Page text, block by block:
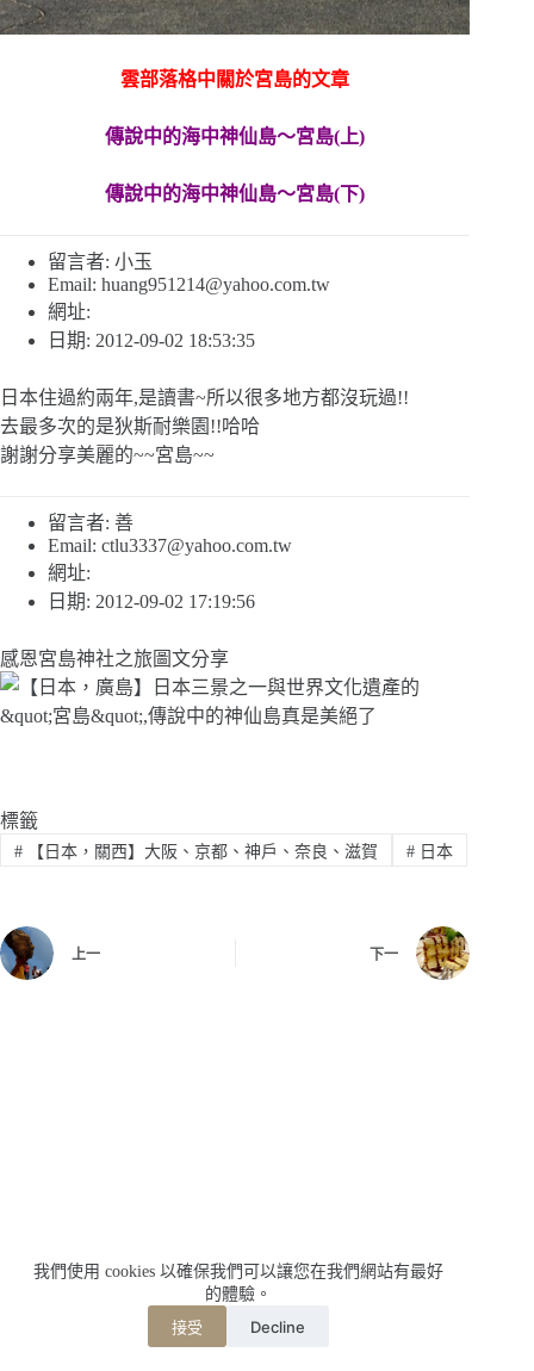
我們使用 cookies 以確保我們可以讓您在我們網站有最好
的體驗。
接受 Decline
雲部落格中關於宮島的文章
傳說中的海中神仙島〜宮島(上)
傳說中的海中神仙島〜宮島(下)
留言者: 小玉
Email: huang951214@yahoo.com.tw
網址:
日期: 2012-09-02 18:53:35
日本住過約兩年,是讀書~所以很多地方都沒玩過!!
去最多次的是狄斯耐樂園!!哈哈
謝謝分享美麗的~~宮島~~
留言者: 善
Email: ctlu3337@yahoo.com.tw
網址:
日期: 2012-09-02 17:19:56
感恩宮島神社之旅圖文分享
標籤
#【日本，關西】大阪、京都、神戶、奈良、滋賀 #日本
上一 下一